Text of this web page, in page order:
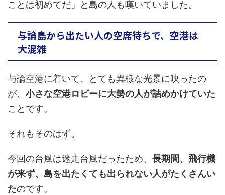
ことは初めてだ」と島の人も嘆いていました。
与論島から出たい人の空席待ちで、空港は
大混雑
与論空港に着いて、とても異様な光景に映ったの
が、 小さな空港ロビーに大勢の人が詰めかけていた
ことです。
それもそのはず。
今回の台風は迷走台風だったため、 長期間、飛行機
が来ず、島を出たくても出られない人がたくさんい
たのです。